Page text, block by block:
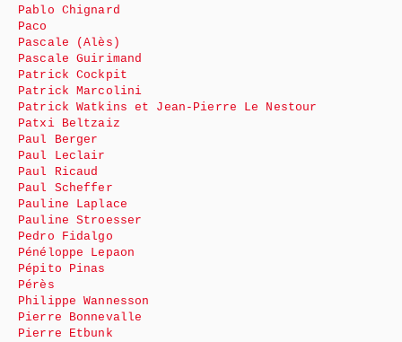
Pablo Chignard
Paco
Pascale (Alès)
Pascale Guirimand
Patrick Cockpit
Patrick Marcolini
Patrick Watkins et Jean-Pierre Le Nestour
Patxi Beltzaiz
Paul Berger
Paul Leclair
Paul Ricaud
Paul Scheffer
Pauline Laplace
Pauline Stroesser
Pedro Fidalgo
Pénéloppe Lepaon
Pépito Pinas
Pérès
Philippe Wannesson
Pierre Bonnevalle
Pierre Etbunk